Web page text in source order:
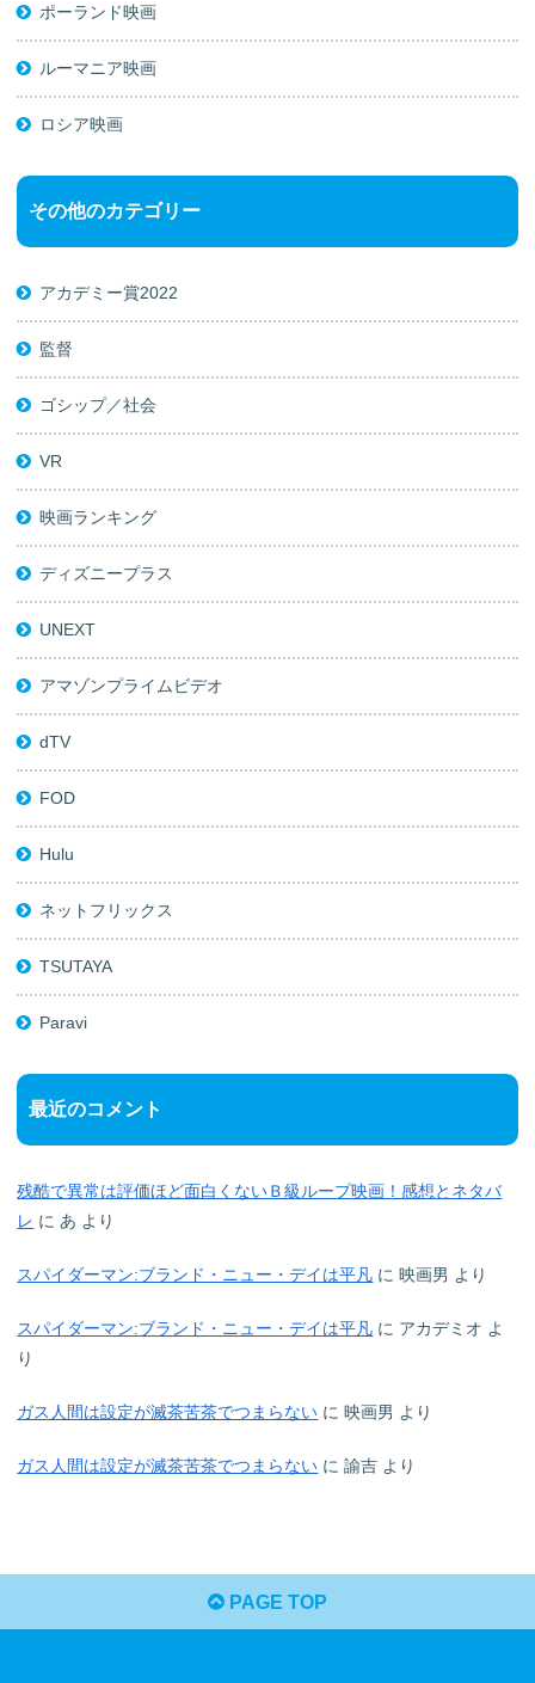
ポーランド映画
ルーマニア映画
ロシア映画
その他のカテゴリー
アカデミー賞2022
監督
ゴシップ／社会
VR
映画ランキング
ディズニープラス
UNEXT
アマゾンプライムビデオ
dTV
FOD
Hulu
ネットフリックス
TSUTAYA
Paravi
最近のコメント
残酷で異常は評価ほど面白くないＢ級ループ映画！感想とネタバ
レ に あ より
スパイダーマン:ブランド・ニュー・デイは平凡 に映画男 より
スパイダーマン:ブランド・ニュー・デイは平凡 に アカデミオ よ
り
ガス人間は設定が滅茶苦茶でつまらない に映画男 より
ガス人間は設定が滅茶苦茶でつまらない に諭吉 より
PAGE TOP